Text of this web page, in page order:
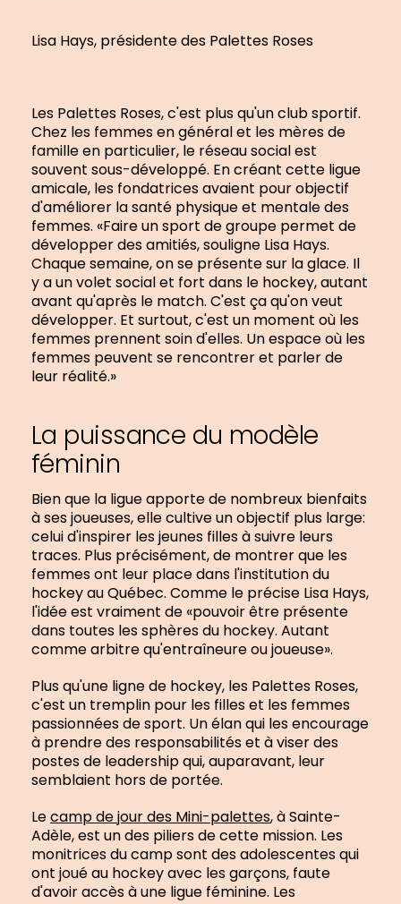
Lisa Hays, présidente des Palettes Roses
Les Palettes Roses, c'est plus qu'un club sportif.
Chez les femmes en général et les mères de
famille en particulier, le réseau social est
souvent sous-développé. En créant cette ligue
amicale, les fondatrices avaient pour objectif
d'améliorer la santé physique et mentale des
femmes. «Faire un sport de groupe permet de
développer des amitiés, souligne Lisa Hays.
Chaque semaine, on se présente sur la glace. Il
y a un volet social et fort dans le hockey, autant
avant qu'après le match. C'est ça qu'on veut
développer. Et surtout, c'est un moment où les
femmes prennent soin d'elles. Un espace où les
femmes peuvent se rencontrer et parler de
leur réalité.»
La puissance du modèle
féminin
Bien que la ligue apporte de nombreux bienfaits
à ses joueuses, elle cultive un objectif plus large:
celui d'inspirer les jeunes filles à suivre leurs
traces. Plus précisément, de montrer que les
femmes ont leur place dans l'institution du
hockey au Québec. Comme le précise Lisa Hays,
l'idée est vraiment de «pouvoir être présente
dans toutes les sphères du hockey. Autant
comme arbitre qu'entraîneure ou joueuse».
Plus qu'une ligne de hockey, les Palettes Roses,
c'est un tremplin pour les filles et les femmes
passionnées de sport. Un élan qui les encourage
à prendre des responsabilités et à viser des
postes de leadership qui, auparavant, leur
semblaient hors de portée.
Lecamp de jour des Mini-palettes, à Sainte-
Adèle, est un des piliers de cette mission. Les
monitrices du camp sont des adolescentes qui
ont joué au hockey avec les garçons, faute
d'avoir accès à une ligue féminine. Les